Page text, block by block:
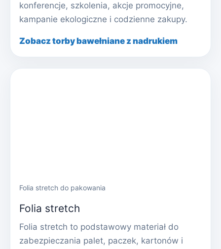
konferencje, szkolenia, akcje promocyjne,
kampanie ekologiczne i codzienne zakupy.
Zobacz torby bawełniane z nadrukiem
Folia stretch do pakowania
Folia stretch
Folia stretch to podstawowy materiał do
zabezpieczania palet, paczek, kartonów i